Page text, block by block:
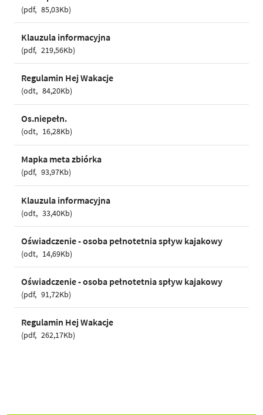
pdf 85,03Kb
Klauzula informacyjna
pdf 219,56Kb
Regulamin Hej Wakacje
odt 84,20Kb
Os.niepełn.
odt 16,28Kb
Mapka meta zbiórka
pdf 93,97Kb
Klauzula informacyjna
odt 33,40Kb
Oświadczenie - osoba pełnotetnia spływ kajakowy
odt 14,69Kb
Oświadczenie - osoba pełnotetnia spływ kajakowy
pdf 91,72Kb
Regulamin Hej Wakacje
pdf 262,17Kb